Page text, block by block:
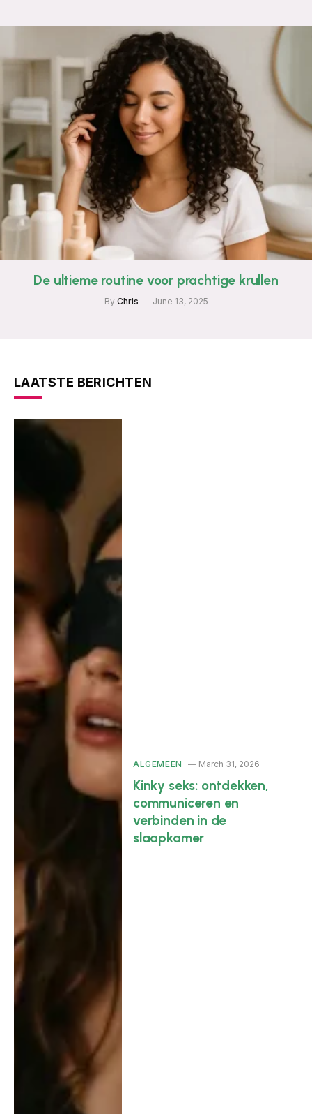
De ultieme routine voor prachtige krullen
By Chris June 13, 2025
LAATSTE BERICHTEN
ALGEMEEN March 31, 2026
Kinky seks: ontdekken,
communiceren en
verbinden in de
slaapkamer